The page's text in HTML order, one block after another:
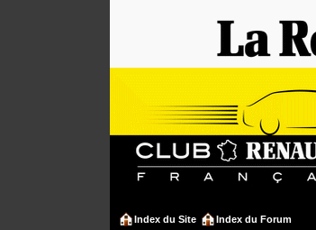
Index du Site Index du Forum